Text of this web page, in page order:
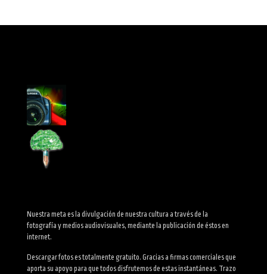
Nuestra meta es la divulgación de nuestra cultura a través de la
fotografía y medios audiovisuales, mediante la publicación de éstos en
internet.
Descargar fotos es totalmente gratuito. Gracias a firmas comerciales que
aporta su apoyo para que todos disfrutemos de estas instantáneas. Trazo